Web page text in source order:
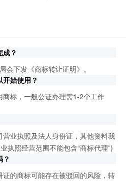
？
会下发《商标转让证明》。
始使用？
标，一般公证办理需1-2个工作
业执照及法人身份证，其他资料我
执照经营范围不能包含“商标代理”)
的商标可能存在被驳回的风险，转